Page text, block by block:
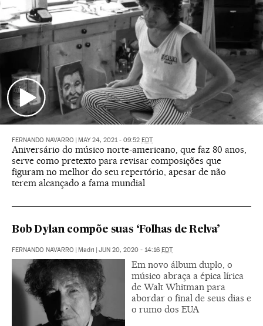
FERNANDO NAVARRO MAY 24, 2021 - 09:52 EDT
Aniversário do músico norte-americano, que faz 80 anos,
serve como pretexto para revisar composições que
figuram no melhor do seu repertório, apesar de não
terem alcançado a fama mundial
Bob Dylan compõe suas ‘Folhas de Relva’
FERNANDO NAVARRO Madri JUN 20, 2020 - 14:16 EDT
Em novo álbum duplo, o
músico abraça a épica lírica
de Walt Whitman para
abordar o final de seus dias e
o rumo dos EUA